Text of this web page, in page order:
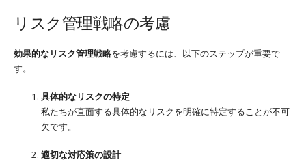
リスク管理戦略の考慮
効果的なリスク管理戦略を考慮するには、以下のステップが重要で
す。
具体的なリスクの特定
私たちが直面する具体的なリスクを明確に特定することが不可
欠です。
適切な対応策の設計